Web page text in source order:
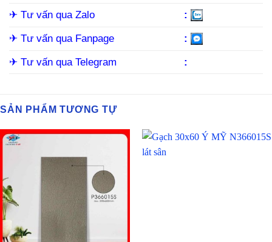
✈︎ Tư vấn qua Zalo :
✈︎ Tư vấn qua Fanpage :
✈︎ Tư vấn qua Telegram :
SẢN PHẨM TƯƠNG TỰ